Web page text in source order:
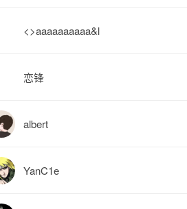
<>aaaaaaaaaa&l
恋锋
albert
YanC1e